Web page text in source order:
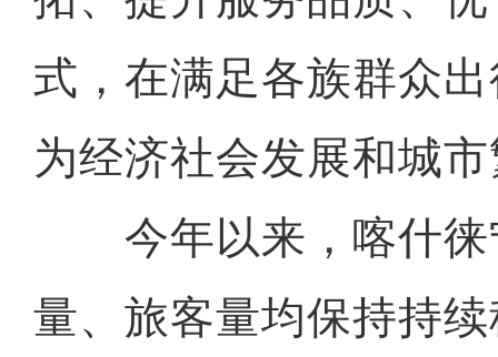
式，在满足各族群众
为经济社会发展和城
今年以来，喀什徕
量、旅客量均保持持